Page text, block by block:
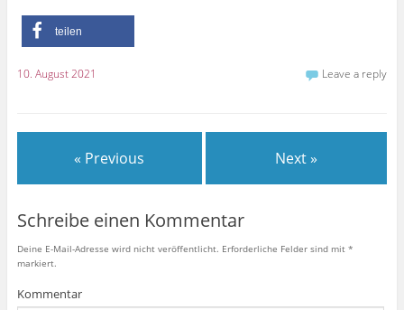
teilen
10. August 2021 Leave a reply
« Previous Next »
Schreibe einen Kommentar
Deine E-Mail-Adresse wird nicht veröffentlicht. Erforderliche Felder sind mit *
markiert.
Kommentar